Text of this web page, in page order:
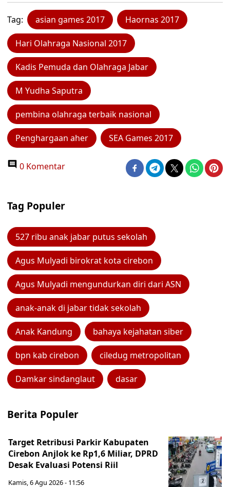
Tag: asian games 2017 Haornas 2017
Hari Olahraga Nasional 2017
Kadis Pemuda dan Olahraga Jabar
M Yudha Saputra
pembina olahraga terbaik nasional
Penghargaan aher SEA Games 2017
0 Komentar
Tag Populer
527 ribu anak jabar putus sekolah
Agus Mulyadi birokrat kota cirebon
Agus Mulyadi mengundurkan diri dari ASN
anak-anak di jabar tidak sekolah
Anak Kandung bahaya kejahatan siber
bpn kab cirebon ciledug metropolitan
Damkar sindanglaut dasar
Berita Populer
Target Retribusi Parkir Kabupaten
Cirebon Anjlok ke Rp1,6 Miliar, DPRD
Desak Evaluasi Potensi Riil
Kamis, 6 Agu 2026 - 11:56